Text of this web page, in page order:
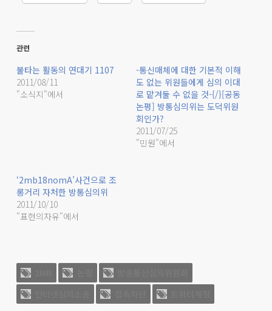
관련
불타는 활동의 연대기 1107
2011/08/11
"소식지"에서
-통신매체에 대한 기본적 이해
도 없는 위원들에게 심의 이대
로 맡겨둘 수 없을 것-{/}[공동
논평] 방통심의위는 도덕위원
회인가?
2011/07/25
"민원"에서
‘2mb18nomA’사건으로 조
롱거리 자처한 방통심의위
2011/10/10
"표현의자유"에서